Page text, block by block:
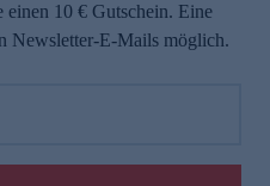
einen 10 € Gutschein. Eine
Newsletter-E-Mails möglich.